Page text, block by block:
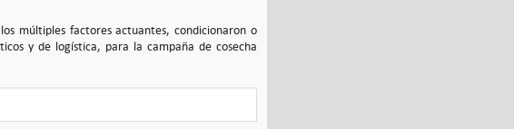
múltiples factores actuantes, condicionaron o
y de logística, para la campaña de cosecha